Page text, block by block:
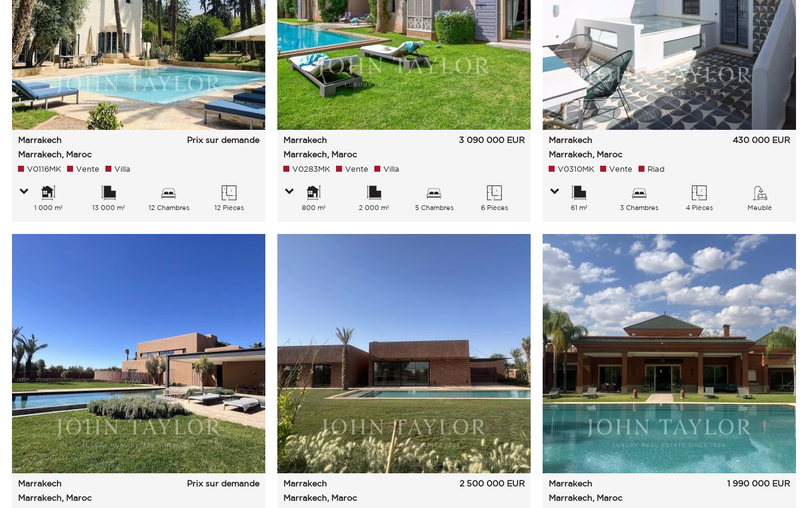
Marrakech
Marrakech, Maroc
Prix sur demande
V0116MK Vente Villa
1 000 m² 13 000 m² 12 Chambres 12 Pièces
Marrakech
Marrakech, Maroc
3 090 000 EUR
V0283MK Vente Villa
800 m² 2 000 m² 5 Chambres 6 Pièces
Marrakech
Marrakech, Maroc
430 000 EUR
V0310MK Vente Riad
61 m² 3 Chambres 4 Pièces Meublé
Marrakech
Marrakech, Maroc
Prix sur demande
Marrakech
Marrakech, Maroc
2 500 000 EUR
Marrakech
Marrakech, Maroc
1 990 000 EUR